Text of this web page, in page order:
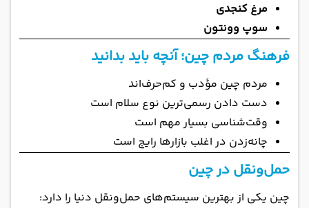
مرغ کنجدی
سوپ وونتون
فرهنگ مردم چین؛ آنچه باید بدانید
مردم چین مؤدب و کم‌حرف‌اند
دست دادن رسمی‌ترین نوع سلام است
وقت‌شناسی بسیار مهم است
چانه‌زدن در اغلب بازارها رایج است
حمل‌ونقل در چین
چین یکی از بهترین سیستم‌های حمل‌ونقل دنیا را دارد: